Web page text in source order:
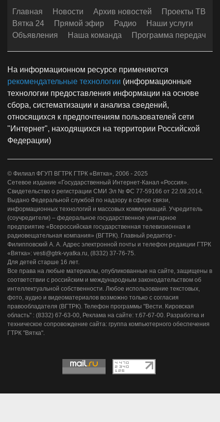
Главная Новости Архив новостей
Проекты ТВ
Вятка 24
Прямой эфир Радио
Наши услуги
Объявления
Наша команда Программа передач
На информационном ресурсе применяются
рекомендательные технологии (информационные
технологии предоставления информации на основе
сбора, систематизации и анализа сведений,
относящихся к предпочтениям пользователей сети
"Интернет", находящихся на территории Российской
Федерации)
© Филиал ФГУП ВГТРК ГТРК «Вятка», 2006 - 2025
Сетевое издание «Государственный Интернет-Канал «Россия».
Свидетельство о регистрации СМИ Эл № ФС 77-59166 от 22.08.2014.
Выдано Федеральной службой по надзору в сфере связи,
информационных технологий и массовых коммуникаций. Учредитель
(соучредители) – федеральное государственное унитарное
предприятие «Всероссийская государственная телевизионная и
радиовещательная компания» (ВГТРК). Главный редактор -
Филипповский А. А. Адрес электронной почты и телефон редакции ГТРК
«Вятка»: vesti@gtrk-vyatka.ru, (8332) 37-76-75.
Для детей старше 16 лет.
Все права на любые материалы, опубликованные на сайте, защищены в
соответствии с российским и международным законодательством об
интеллектуальной собственности. Любое использование текстовых,
фото, аудио и видеоматериалов возможно только с согласия
правообладателя (ВГТРК). Телефон программы "Вести. Кировская
область" : (8332) 67-63-00, Реклама на сайте: т.67-67-00. Разработка и
техническое сопровождение сайта: группа компьютерного обеспечения
ГТРК "Вятка".